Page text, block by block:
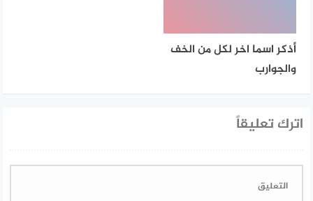
أذكر اسما اخر لكل من الخف
والجوارب
اترك تعليقاً